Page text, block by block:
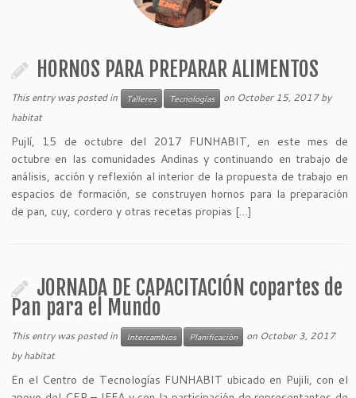
HORNOS PARA PREPARAR ALIMENTOS
This entry was posted in Talleres Tecnologías on October 15, 2017 by
habitat
Pujlí, 15 de octubre del 2017 FUNHABIT, en este mes de
octubre en las comunidades Andinas y continuando en trabajo de
análisis, acción y reflexión al interior de la propuesta de trabajo en
espacios de formación, se construyen hornos para la preparación
de pan, cuy, cordero y otras recetas propias […]
JORNADA DE CAPACITACIÓN copartes de
Pan para el Mundo
This entry was posted in Intercambios Planificación on October 3, 2017
byhabitat
En el Centro de Tecnologías FUNHABIT ubicado en Pujili, con el